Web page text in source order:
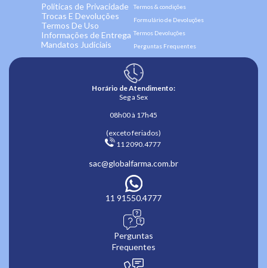
Políticas de Privacidade
Trocas E Devoluções
Termos De Uso
Informações de Entrega
Mandatos Judiciais
Termos & condições
Formulário de Devoluções
Termos Devoluções
Perguntas Frequentes
Horário de Atendimento:
Seg a Sex
08h00 à 17h45
(exceto feriados)
11 2090.4777
sac@globalfarma.com.br
11 91550.4777
Perguntas
Frequentes